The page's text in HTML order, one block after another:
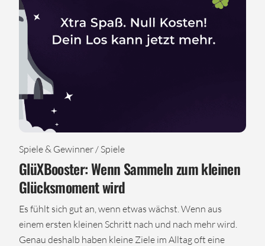
Spiele & Gewinner / Spiele
GlüXBooster: Wenn Sammeln zum kleinen
Glücksmoment wird
Es fühlt sich gut an, wenn etwas wächst. Wenn aus
einem ersten kleinen Schritt nach und nach mehr wird.
Genau deshalb haben kleine Ziele im Alltag oft eine